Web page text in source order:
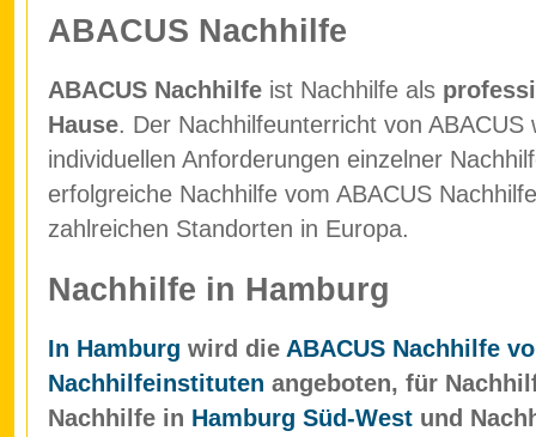
ABACUS Nachhilfe
ABACUS Nachhilfe ist Nachhilfe als
Hause. Der Nachhilfeunterricht von
individuellen Anforderungen einzelner
erfolgreiche Nachhilfe vom ABACUS
zahlreichen Standorten in Europa.
Nachhilfe in Hamburg
In Hamburg wird die ABACUS Nachhilfe
Nachhilfeinstituten angeboten, für
Nachhilfe in Hamburg Süd-West und